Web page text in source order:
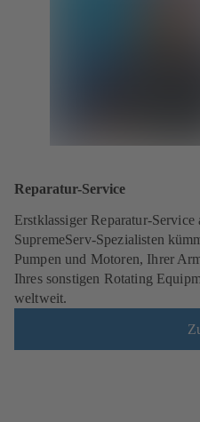
Reparatur-Service
Erstklassiger Reparatur-
SupremeServ-Spezialisten
Pumpen und Motoren, Ihrer
Ihres sonstigen Rotating
weltweit.